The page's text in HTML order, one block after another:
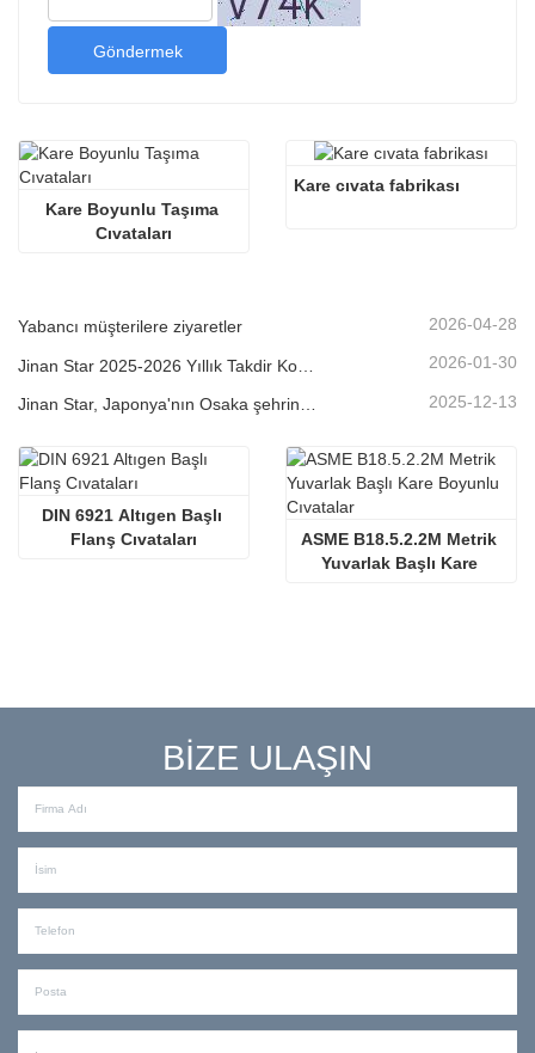
Göndermek
Kare Boyunlu Taşıma
Cıvataları
Kare cıvata fabrikası
Yabancı müşterilere ziyaretler 2026-04-28
2026-01-30
2025-12-13
DIN 6921 Altıgen Başlı
Flanş Cıvataları
ASME B18.5.2.2M Metrik
Yuvarlak Başlı Kare
BİZE ULAŞIN